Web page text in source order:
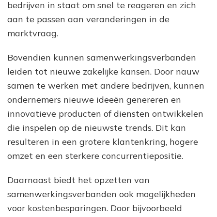
bedrijven in staat om snel te reageren en zich
aan te passen aan veranderingen in de
marktvraag.
Bovendien kunnen samenwerkingsverbanden
leiden tot nieuwe zakelijke kansen. Door nauw
samen te werken met andere bedrijven, kunnen
ondernemers nieuwe ideeën genereren en
innovatieve producten of diensten ontwikkelen
die inspelen op de nieuwste trends. Dit kan
resulteren in een grotere klantenkring, hogere
omzet en een sterkere concurrentiepositie.
Daarnaast biedt het opzetten van
samenwerkingsverbanden ook mogelijkheden
voor kostenbesparingen. Door bijvoorbeeld